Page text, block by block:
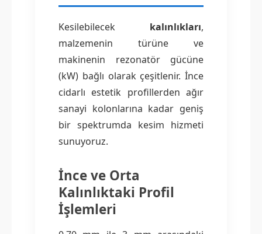
Kesilebilecek kalınlıkları,
malzemenin türüne ve
makinenin rezonatör gücüne
(kW) bağlı olarak çeşitlenir. İnce
cidarlı estetik profillerden ağır
sanayi kolonlarına kadar geniş
bir spektrumda kesim hizmeti
sunuyoruz.
İnce ve Orta
Kalınlıktaki Profil
İşlemleri